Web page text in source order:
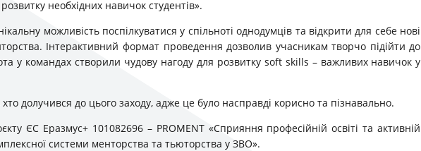
необхідних навичок студентів».
можливість поспілкуватися у спільноті однодумців та відкрити для себе нові
Інтерактивний формат проведення дозволив учасникам творчо підійти до
у командах створили чудову нагоду для розвитку soft skills – важливих навичок у
долучився до цього заходу, адже це було насправді корисно та пізнавально.
ЄС Еразмус+ 101082696 – PROMENT «Сприяння професійній освіті та активній
системи менторства та тьюторства у ЗВО».